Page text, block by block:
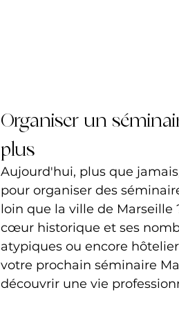
Organiser un
plus
Aujourd'hui, plus que
pour organiser des
loin que la ville de Marseille
cœur historique et ses
atypiques ou encore
votre prochain séminaire
découvrir une vie